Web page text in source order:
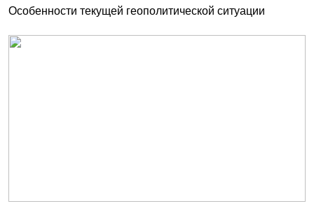
Особенности текущей геополитической ситуации